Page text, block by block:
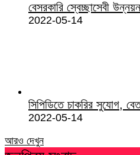
বেসরকারি স্বেচ্ছাসেবী
2022-05-14
সিপিডিতে চাকরির সুযোগ,
2022-05-14
আরও দেখুন